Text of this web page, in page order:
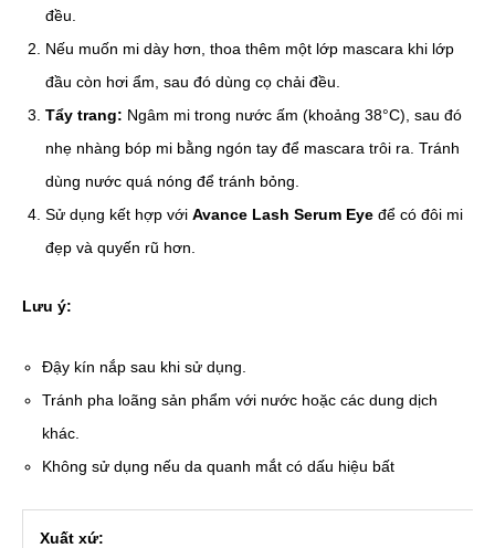
đều.
Nếu muốn mi dày hơn, thoa thêm một lớp mascara khi lớp
đầu còn hơi ẩm, sau đó dùng cọ chải đều.
Tẩy trang: Ngâm mi trong nước ấm (khoảng 38°C), sau đó
nhẹ nhàng bóp mi bằng ngón tay để mascara trôi ra. Tránh
dùng nước quá nóng để tránh bỏng.
Sử dụng kết hợp với Avance Lash Serum Eye để có đôi mi
đẹp và quyến rũ hơn.
Lưu ý:
Đậy kín nắp sau khi sử dụng.
Tránh pha loãng sản phẩm với nước hoặc các dung dịch
khác.
Không sử dụng nếu da quanh mắt có dấu hiệu bất
Xuất xứ: